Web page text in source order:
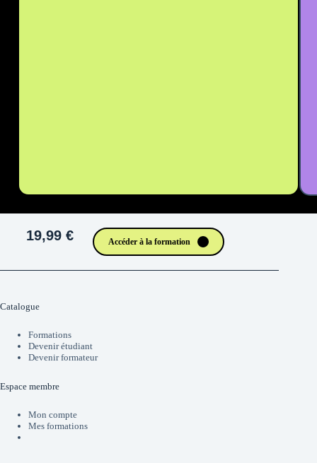
19,99 € Accéder à la formation
Catalogue
Formations
Devenir étudiant
Devenir formateur
Espace membre
Mon compte
Mes formations